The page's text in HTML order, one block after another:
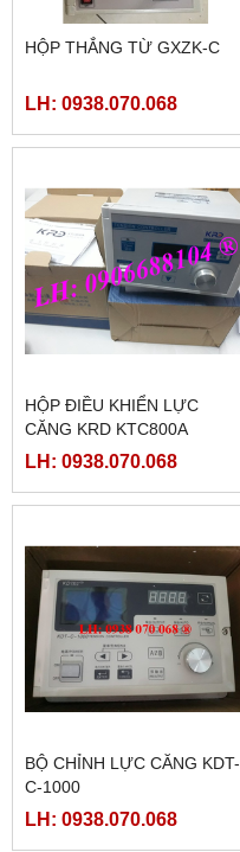
HỘP THẮNG TỪ GXZK-C
LH: 0938.070.068
HỘP ĐIỀU KHIỂN LỰC
CĂNG KRD KTC800A
LH: 0938.070.068
BỘ CHỈNH LỰC CĂNG KDT-
C-1000
LH: 0938.070.068